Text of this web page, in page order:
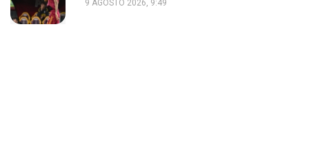
9 AGOSTO 2026, 9:49